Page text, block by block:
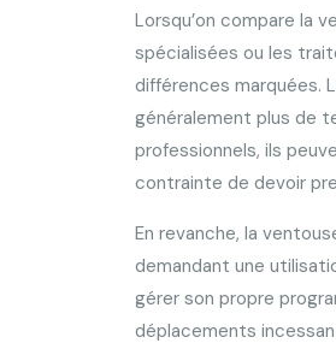
Lorsqu’on compare la
spécialisées ou les
différences marquées.
généralement plus de
professionnels, ils
contrainte de devoir
En revanche, la
demandant une
gérer son propre
déplacements